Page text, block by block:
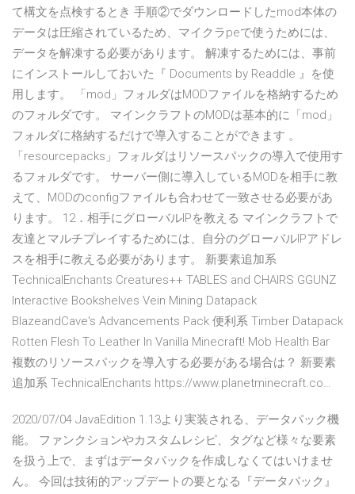
て構文を点検するとき 手順②でダウンロードしたmod本体の
データは圧縮されているため、マイクラpeで使うためには、
データを解凍する必要があります。 解凍するためには、事前
にインストールしておいた『 Documents by Readdle 』を使
用します。 「mod」フォルダはMODファイルを格納するため
のフォルダです。 マインクラフトのMODは基本的に「mod」
フォルダに格納するだけで導入することができます 。
「resourcepacks」フォルダはリソースパックの導入で使用す
るフォルダです。 サーバー側に導入しているMODを相手に教
えて、MODのconfigファイルも合わせて一致させる必要があ
ります。 12．相手にグローバルIPを教える マインクラフトで
友達とマルチプレイするためには、自分のグローバルIPアドレ
スを相手に教える必要があります。 新要素追加系
TechnicalEnchants Creatures++ TABLES and CHAIRS GGUNZ
Interactive Bookshelves Vein Mining Datapack
BlazeandCave's Advancements Pack 便利系 Timber Datapack
Rotten Flesh To Leather In Vanilla Minecraft! Mob Health Bar
複数のリソースパックを導入する必要がある場合は？ 新要素
追加系 TechnicalEnchants https://www.planetminecraft.co…
2020/07/04 JavaEdition 1.13より実装される、データパック機
能。 ファンクションやカスタムレシピ、タグなど様々な要素
を扱う上で、まずはデータパックを作成しなくてはいけませ
ん。 今回は技術的アップデートの要となる『データパック』